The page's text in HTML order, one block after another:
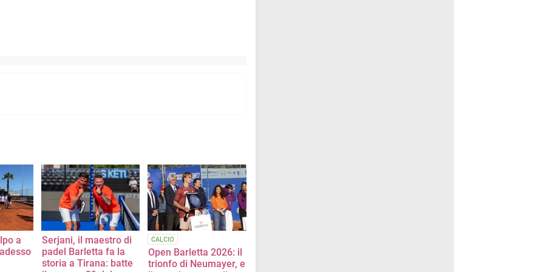
a
Serjani, il maestro di
padel Barletta fa la
storia a Tirana: batte
CALCIO
Open Barletta 2026: il
trionfo di Neumayer, e